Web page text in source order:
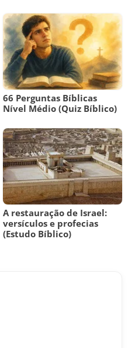
66 Perguntas Bíblicas
Nível Médio (Quiz Bíblico)
A restauração de Israel:
versículos e profecias
(Estudo Bíblico)